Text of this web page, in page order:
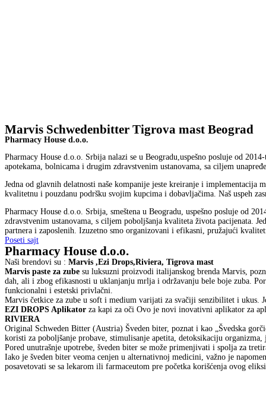
Marvis Schwedenbitter Tigrova mast Beograd
Pharmacy House d.o.o.
Pharmacy House d.o.o. Srbija nalazi se u Beogradu,uspešno posluje od
apotekama, bolnicama i drugim zdravstvenim ustanovama, sa ciljem
Jedna od glavnih delatnosti naše kompanije jeste kreiranje i
kvalitetnu i pouzdanu podršku svojim kupcima i dobavljačima. Naš uspeh
Pharmacy House d.o.o. Srbija, smeštena u Beogradu, uspešno posluje od
zdravstvenim ustanovama, s ciljem poboljšanja kvaliteta života pacijenata.
partnera i zaposlenih. Izuzetno smo organizovani i efikasni, pružajući
Poseti sajt
Pharmacy House d.o.o.
Naši brendovi su : Marvis ,Ezi Drops,Riviera, Tigrova mast
Marvis paste za zube su luksuzni proizvodi italijanskog brenda Marvis,
dah, ali i zbog efikasnosti u uklanjanju mrlja i održavanju bele boje zuba.
funkcionalni i estetski privlačni.
Marvis četkice za zube u soft i medium varijati za svačiji senzibilitet i ukus.
EZI DROPS Aplikator za kapi za oči Ovo je novi inovativni aplikator za
RIVIERA
Original Schweden Bitter (Austria) Šveden biter, poznat i kao „Švedska
koristi za poboljšanje probave, stimulisanje apetita, detoksikaciju
Pored unutrašnje upotrebe, šveden biter se može primenjivati i spolja za
Iako je šveden biter veoma cenjen u alternativnoj medicini, važno je
posavetovati se sa lekarom ili farmaceutom pre početka korišćenja ovog